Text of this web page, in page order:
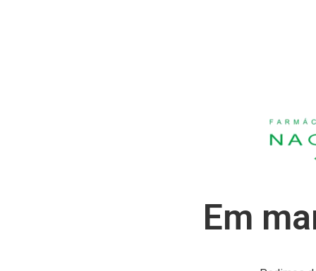
Em